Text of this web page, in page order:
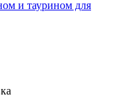
и таурином для